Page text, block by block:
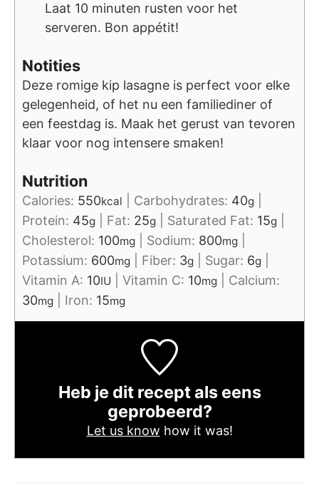
Laat 10 minuten rusten voor het
serveren. Bon appétit!
Notities
Deze romige kip lasagne is perfect voor elke
gelegenheid, of het nu een familiediner of
een feestdag is. Maak het gerust van tevoren
klaar voor nog intensere smaken!
Nutrition
Calories: 550kcal Carbohydrates: 40g
Protein: 45g Fat: 25g Saturated Fat: 15g
Cholesterol: 100mg Sodium: 800mg
Potassium: 600mg Fiber: 3g Sugar: 6g
Vitamin A: 10IU Vitamin C: 10mg
Calcium:
30mg Iron: 15mg
Heb je dit recept als eens
geprobeerd?
Let us know how it was!